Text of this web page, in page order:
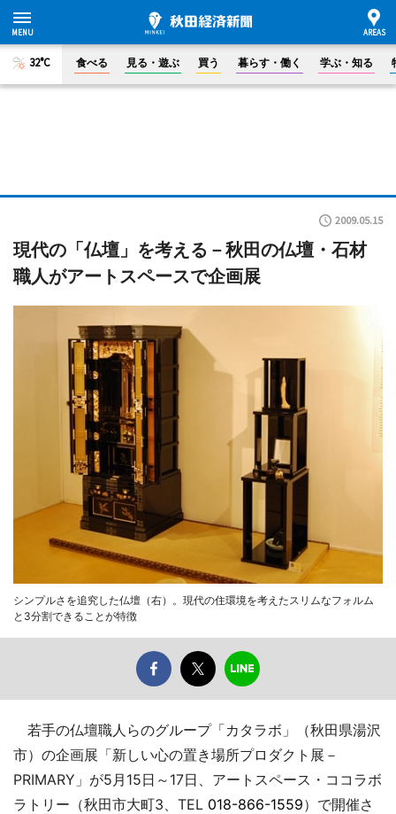
32°C 食べる 見る・遊ぶ 買う 暮らす・働く 学ぶ・知る
2009.05.15
現代の「仏壇」を考える－秋田の仏壇・石材
職人がアートスペースで企画展
シンプルさを追究した仏壇（右）。現代の住環境を考えたスリムなフォルム
と3分割できることが特徴
若手の仏壇職人らのグループ「カタラボ」（秋田県湯沢
市）の企画展「新しい心の置き場所プロダクト展－
PRIMARY」が5月15日～17日、アートスペース・ココラボ
ラトリー（秋田市大町3、TEL 018-866-1559）で開催さ